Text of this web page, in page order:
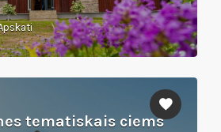
tematiskais ciems